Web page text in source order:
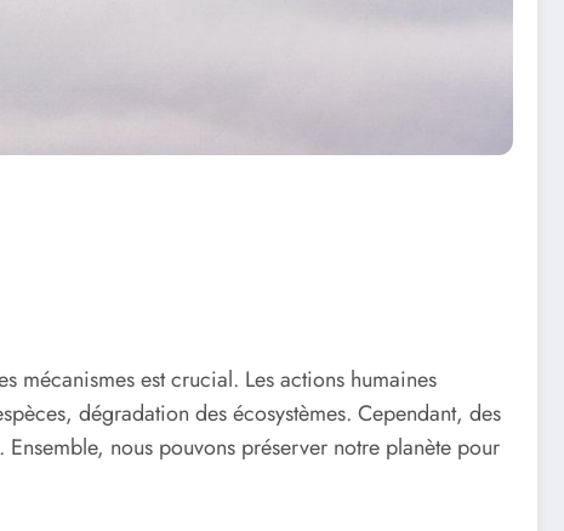
mécanismes est crucial. Les actions humaines
dégradation des écosystèmes. Cependant, des
nous pouvons préserver notre planète pour